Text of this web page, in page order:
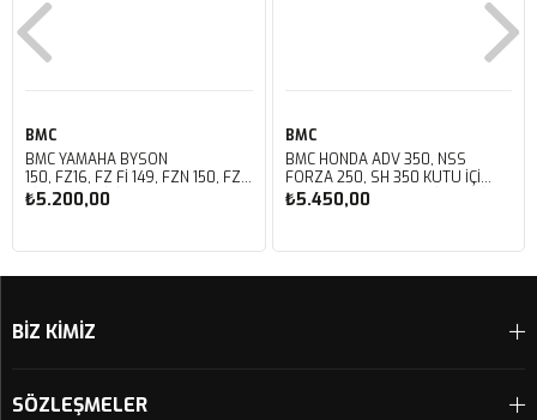
BMC
BMC YAMAHA BYSON
150, FZ16, FZ FI 149, FZN 150, FZS
FI V3 KUTU İÇİ PERFORMANS
HAVA FİLTRESİ FM01147
₺5.200,00
BMC
BMC HONDA ADV 350, NSS
FORZA 250, SH 350 KUTU İÇİ
PERFORMANS HAVA FİLTRESİ
₺5.450,00
BİZ KİMİZ
SÖZLEŞMELER